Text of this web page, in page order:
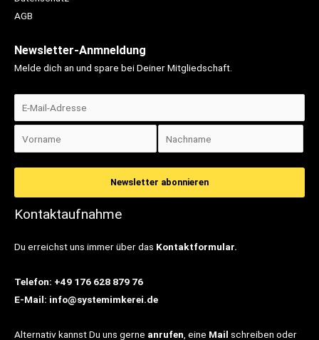
AGB
Newsletter-Anmneldung
Melde dich an und spare bei Deiner Mitgliedschaft.
Kontaktaufnahme
Du erreichst uns immer über das Kontaktformular.
Telefon: +49 176 628 879 76
E-Mail: info@systemimkerei.de
Alternativ kannst Du uns gerne anrufen , eine Mail schreiben oder